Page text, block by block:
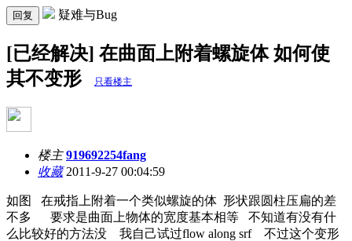
回复 疑难与Bug
[已经解决] 在曲面上附着螺旋体 如何使
其不变形
只看楼主
楼主 919692254fang
收藏2011-9-27 00:04:59
如图 在戒指上附着一个类似螺旋的体 形状跟圆柱压扁的差
不多 要求是曲面上物体的宽度基本相等 不知道有没有什
么比较好的方法没 我自己试过flow along srf 不过这个变形